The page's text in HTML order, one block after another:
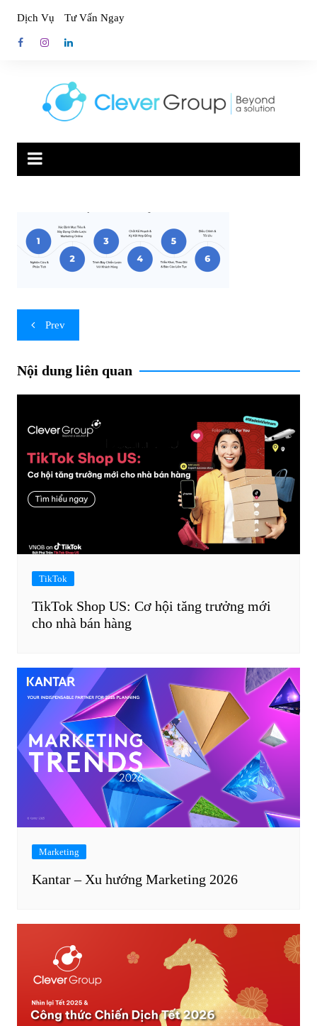
content
Dịch Vụ Tư Vấn Ngay
Post
navigation
Prev
Nội dung liên quan
TikTok
TikTok Shop US: Cơ hội tăng trưởng mới
cho nhà bán hàng
Marketing
Kantar – Xu hướng Marketing 2026